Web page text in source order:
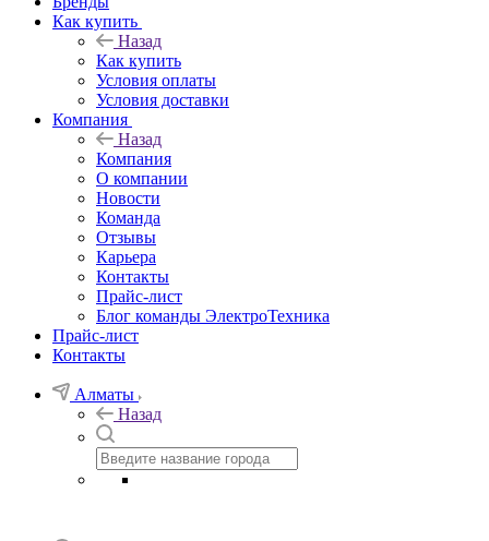
Как купить
Назад
Как купить
Условия оплаты
Условия доставки
Компания
Назад
Компания
О компании
Новости
Команда
Отзывы
Карьера
Контакты
Прайс-лист
Блог команды ЭлектроТехника
Прайс-лист
Контакты
Алматы
Назад